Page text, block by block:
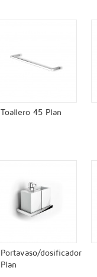
Toallero 45 Plan
Portavaso/dosificador
Plan